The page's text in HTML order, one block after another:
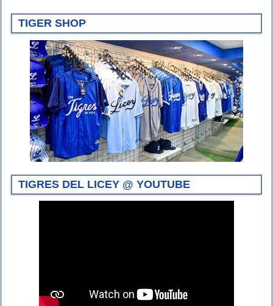
TIGER SHOP
TIGRES DEL LICEY @ YOUTUBE